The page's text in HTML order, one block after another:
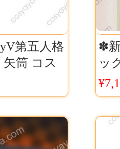
第五人格
筒 コス
ーム
✽
ッ
ッ